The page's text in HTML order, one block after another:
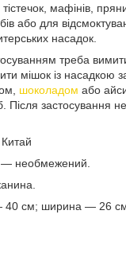
мафінів,
або для
насадок.
треба
мішок із насадкою
шоколадом або
Після застосування
— необмежений.
40 см; ширина — 26